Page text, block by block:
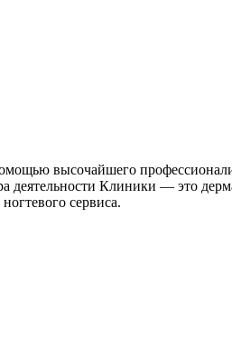
высочайшего
Клиники — это
сервиса.